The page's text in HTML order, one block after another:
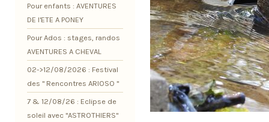
Pour enfants : AVENTURES
DE l'ETE A PONEY
Pour Ados : stages, randos
AVENTURES A CHEVAL
02->12/08/2026 : Festival
des " Rencontres ARIOSO "
7 & 12/08/26 : Eclipse de
soleil avec "ASTROTHIERS"